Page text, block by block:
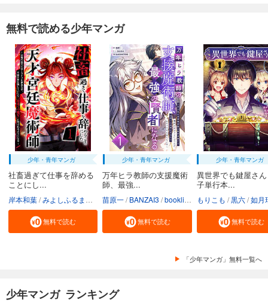
無料で読める少年マンガ
少年・青年マンガ
社畜過ぎて仕事を辞める
ことにし...
岸本和葉 みよしふるまち booklistaSTUDIO
無料で読む
少年・青年マンガ
万年ヒラ教師の支援魔術
師、最強...
苗原一 BANZAI3 booklistaSTUDIO
無料で読む
少年・青年マンガ
異世界でも鍵屋さ
子単行本...
もりこも 黒六 如月
無料で読む
「少年マンガ」無料一覧へ
少年マンガ ランキング